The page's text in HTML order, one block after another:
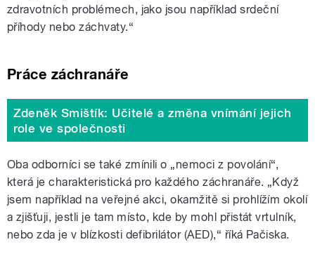
zdravotních problémech, jako jsou například srdeční
příhody nebo záchvaty.“
Práce záchranáře
Zdeněk Smištík: Učitelé a změna vnímání jejich
role ve společnosti
Oba odborníci se také zmínili o „nemoci z povolání“,
která je charakteristická pro každého záchranáře. „Když
jsem například na veřejné akci, okamžitě si prohlížím okolí
a zjišťuji, jestli je tam místo, kde by mohl přistát vrtulník,
nebo zda je v blízkosti defibrilátor (AED),“ říká Pačiska.